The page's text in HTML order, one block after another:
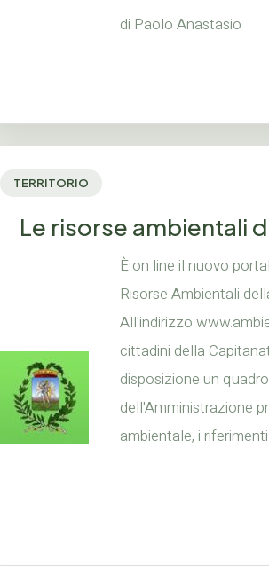
di Paolo Anastasio
TERRITORIO
Le risorse ambientali
È on line il nuovo
Risorse Ambientali
All'indirizzo
cittadini della
disposizione un
dell'Amministrazione
ambientale, i